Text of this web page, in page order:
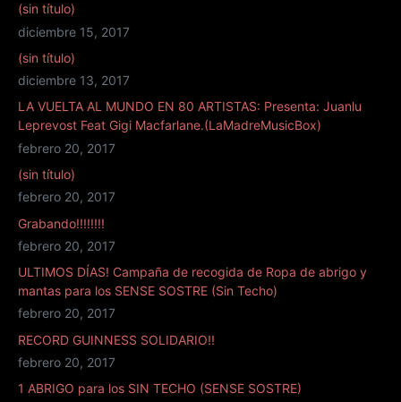
(sin título)
diciembre 15, 2017
(sin título)
diciembre 13, 2017
LA VUELTA AL MUNDO EN 80 ARTISTAS: Presenta: Juanlu
Leprevost Feat Gigi Macfarlane.(LaMadreMusicBox)
febrero 20, 2017
(sin título)
febrero 20, 2017
Grabando!!!!!!!!
febrero 20, 2017
ULTIMOS DÍAS! Campaña de recogida de Ropa de abrigo y
mantas para los SENSE SOSTRE (Sin Techo)
febrero 20, 2017
RECORD GUINNESS SOLIDARIO!!
febrero 20, 2017
1 ABRIGO para los SIN TECHO (SENSE SOSTRE)